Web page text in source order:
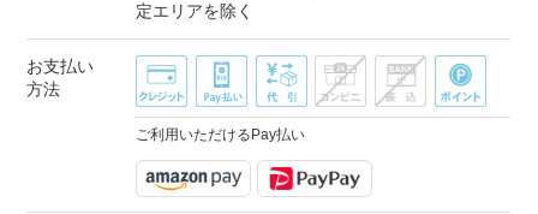
定エリアを除く
お支払い
方法
ご利用いただけるPay払い